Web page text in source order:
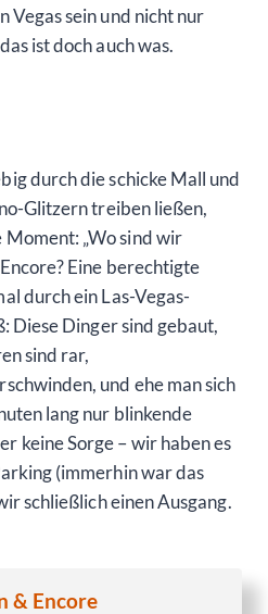
Vegas sein und nicht nur
ist doch auch was.
durch die schicke Mall und
Glitzern treiben ließen,
„Wo sind wir
Eine berechtigte
durch ein Las-Vegas-
Diese Dinger sind gebaut,
sind rar,
und ehe man sich
lang nur blinkende
keine Sorge – wir haben es
(immerhin war das
schließlich einen Ausgang.
& Encore